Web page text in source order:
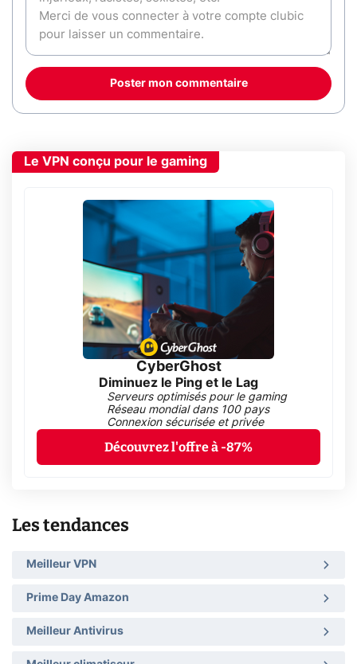
Poster mon commentaire
Le VPN conçu pour le gaming
CyberGhost
Diminuez le Ping et le Lag
Serveurs optimisés pour le gaming
Réseau mondial dans 100 pays
Connexion sécurisée et privée
Découvrez l'offre à -87%
Les tendances
Meilleur VPN
Prime Day Amazon
Meilleur Antivirus